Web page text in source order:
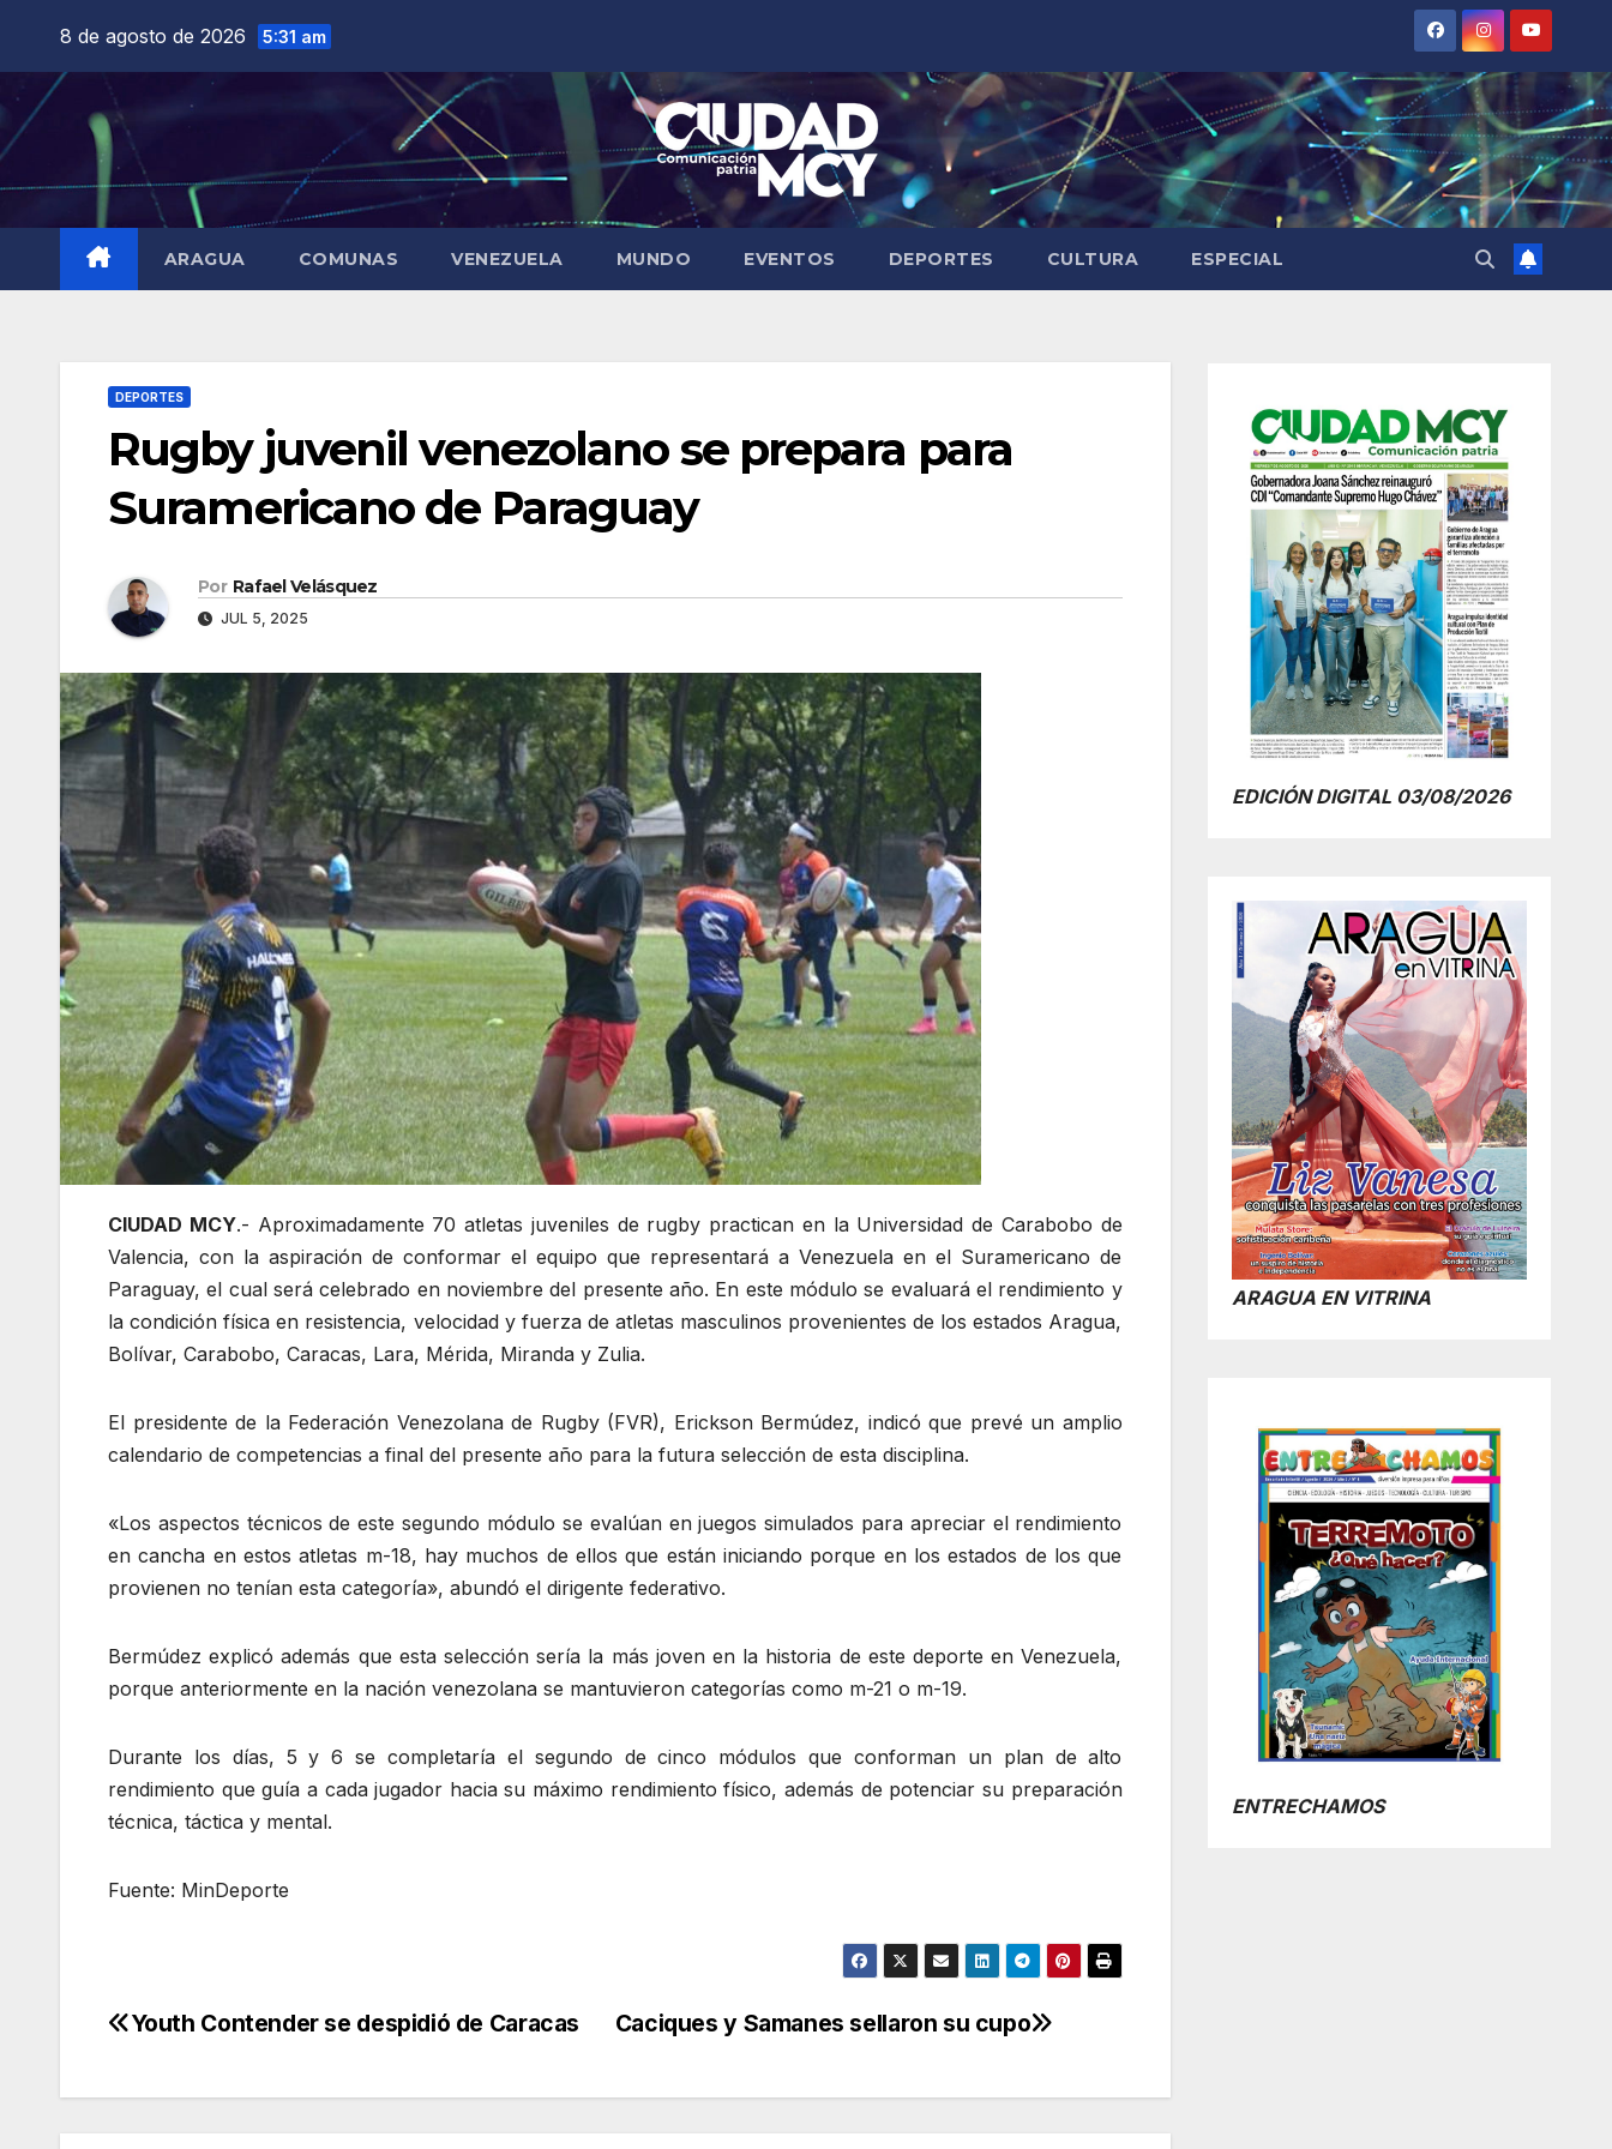
contenido
8 de agosto de 2026 5:31 am
ARAGUA COMUNAS VENEZUELA MUNDO EVENTOS DEPORTES CULTURA ESPECIAL
DEPORTES
Rugby juvenil venezolano se prepara para
Suramericano de Paraguay
Por Rafael Velásquez
JUL 5, 2025
CIUDAD MCY.- Aproximadamente 70 atletas juveniles de rugby practican en la Universidad de Carabobo de
Valencia, con la aspiración de conformar el equipo que representará a Venezuela en el Suramericano de
Paraguay, el cual será celebrado en noviembre del presente año. En este módulo se evaluará el rendimiento y
la condición física en resistencia, velocidad y fuerza de atletas masculinos provenientes de los estados Aragua,
Bolívar, Carabobo, Caracas, Lara, Mérida, Miranda y Zulia.
El presidente de la Federación Venezolana de Rugby (FVR), Erickson Bermúdez, indicó que prevé un amplio
calendario de competencias a final del presente año para la futura selección de esta disciplina.
«Los aspectos técnicos de este segundo módulo se evalúan en juegos simulados para apreciar el rendimiento
en cancha en estos atletas m-18, hay muchos de ellos que están iniciando porque en los estados de los que
provienen no tenían esta categoría», abundó el dirigente federativo.
Bermúdez explicó además que esta selección sería la más joven en la historia de este deporte en Venezuela,
porque anteriormente en la nación venezolana se mantuvieron categorías como m-21 o m-19.
Durante los días, 5 y 6 se completaría el segundo de cinco módulos que conforman un plan de alto
rendimiento que guía a cada jugador hacia su máximo rendimiento físico, además de potenciar su preparación
técnica, táctica y mental.
Fuente: MinDeporte
Navegación
Caciques y Samanes sellaron su cupo
Youth Contender se despidió de Caracas
EDICIÓN DIGITAL 03/08/2026
ARAGUA EN VITRINA
ENTRECHAMOS